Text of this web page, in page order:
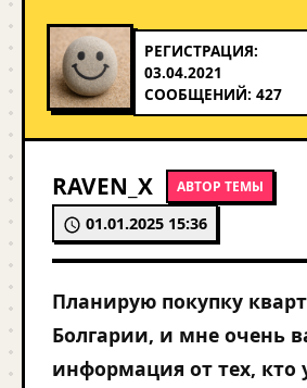
РЕГИСТРАЦИЯ:
03.04.2021
СООБЩЕНИЙ: 427
RAVEN_X АВТОР ТЕМЫ
01.01.2025 15:36
Планирую покупку
Болгарии, и мне очень
информация от тех, кто